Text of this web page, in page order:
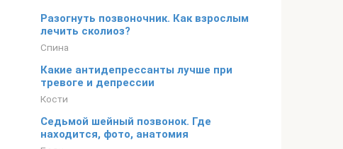
Разогнуть позвоночник. Как взрослым
лечить сколиоз?
Спина
Какие антидепрессанты лучше при
тревоге и депрессии
Кости
Седьмой шейный позвонок. Где
находится, фото, анатомия